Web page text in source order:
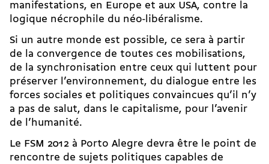
manifestations, en Europe et aux USA, contre la
logique nécrophile du néo-libéralisme.
Si un autre monde est possible, ce sera à partir
de la convergence de toutes ces mobilisations,
de la synchronisation entre ceux qui luttent pour
préserver l’environnement, du dialogue entre les
forces sociales et politiques convaincues qu’il n’y
a pas de salut, dans le capitalisme, pour l’avenir
de l’humanité.
Le FSM 2012 à Porto Alegre devra être le point de
rencontre de sujets politiques capables de